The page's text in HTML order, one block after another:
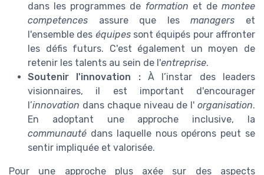
dans les programmes de formation et demontee
competences assure que lesmanagers et
l'ensemble des équipessont équipés pour affronter
les défis futurs. C'est également un moyen de
retenir les talents au sein de l'entreprise.
Soutenir l'innovation :À l’instar des leaders
visionnaires, il est important d'encourager
l’innovation dans chaque niveau de l' organisation.
En adoptant une approche inclusive, la
communauté dans laquelle nous opérons peut se
sentir impliquée et valorisée.
Pour une approche plus axée sur des aspects